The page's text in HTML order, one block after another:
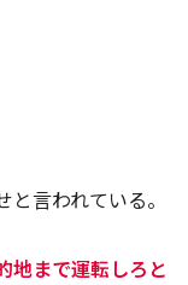
言われている。
地まで運転しろと